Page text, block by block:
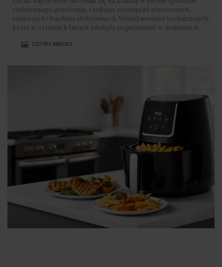
codziennego gotowania, szukając rozwiązań zdrowszych,
szybszych i bardziej efektywnych. Wśród nowości technicznych,
które w ostatnich latach zdobyły popularność w domowych...
CZYTAJ WIĘCEJ